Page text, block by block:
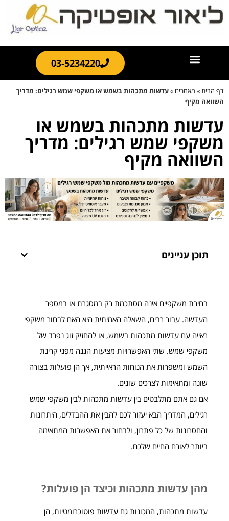
03-5234220
דף הבית» מאמרים»עדשות מתכהות בשמש או משקפי שמש רגילים: מדריך
השוואה מקיף
עדשות מתכהות בשמש או
משקפי שמש רגילים: מדריך
השוואה מקיף
תוכן עניינים
בחירת משקפיים אינה מסתכמת רק במסגרת או במספר
העדשה. עבור רבים, השאלה האמיתית היא האם לבחור משקפי
ראייה עם עדשות מתכהות בשמש, או להחזיק זוג נפרד של
משקפי שמש. שתי האפשרויות מציעות הגנה מפני קרינת
השמש ומשפרות את הנוחות הראייתית, אך הן פועלות בצורה
שונה ומתאימות לצרכים שונים.
אם גם אתם מתלבטים בין עדשות מתכהות לבין משקפי שמש
רגילים, המדריך הבא יעזור לכם להבין את ההבדלים, היתרונות
והחסרונות של כל פתרון, ולבחור את האפשרות המתאימה
ביותר לאורח החיים שלכם.
מהן עדשות מתכהות וכיצד הן פועלות?
עדשות מתכהות, המכונות גם עדשות פוטוכרומטיות, הן